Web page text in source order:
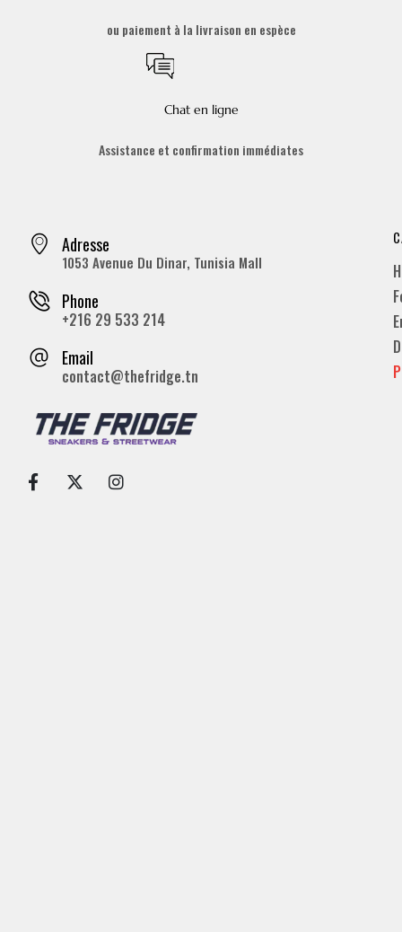
ou paiement à la livraison en espèce
Chat en ligne
Assistance et confirmation immédiates
Adresse
1053 Avenue Du Dinar, Tunisia Mall
Phone
+216 29 533 214
Email
contact@thefridge.tn